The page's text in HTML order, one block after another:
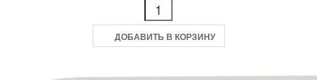
ДОБАВИТЬ В КОРЗИНУ